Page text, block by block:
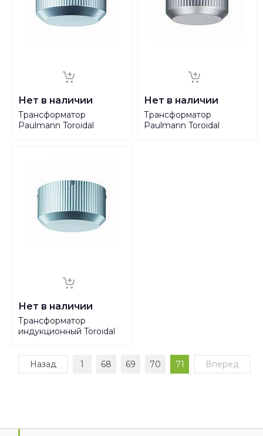
Нет в наличии
Трансформатор
Paulmann Toroidal
Нет в наличии
Трансформатор
Paulmann Toroidal
Нет в наличии
Трансформатор
индукционный Toroidal
Назад
1 68 69 70 71 Вперед